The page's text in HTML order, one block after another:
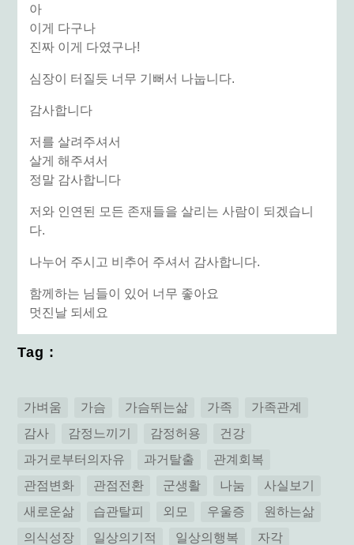
아
이게 다구나
진짜 이게 다였구나!
심장이 터질듯 너무 기뻐서 나눕니다.
감사합니다
저를 살려주셔서
살게 해주셔서
정말 감사합니다
저와 인연된 모든 존재들을 살리는 사람이 되겠습니
다.
나누어 주시고 비추어 주셔서 감사합니다.
함께하는 님들이 있어 너무 좋아요
멋진날 되세요
Tag :
가벼움 가슴 가슴뛰는삶 가족
가족관계
감사
감정느끼기 감정허용
건강
과거로부터의자유
과거탈출
관계회복
관점변화
관점전환 군생활 나눔
사실보기
새로운삶
습관탈피 외모 우울증
원하는삶
의식성장
일상의기적 일상의행복
자각